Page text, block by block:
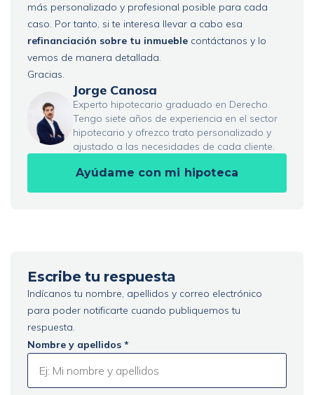
más personalizado y profesional posible para cada
caso. Por tanto, si te interesa llevar a cabo esa
refinanciación sobre tu inmueble contáctanos y lo
vemos de manera detallada.
Gracias.
Jorge Canosa
Experto hipotecario graduado en Derecho.
Tengo siete años de experiencia en el sector
hipotecario y ofrezco trato personalizado y
ajustado a las necesidades de cada cliente.
Ayúdame con mi hipoteca
Escribe tu respuesta
Indícanos tu nombre, apellidos y correo electrónico
para poder notificarte cuando publiquemos tu
respuesta.
Nombre y apellidos *